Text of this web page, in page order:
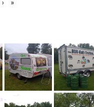
› »